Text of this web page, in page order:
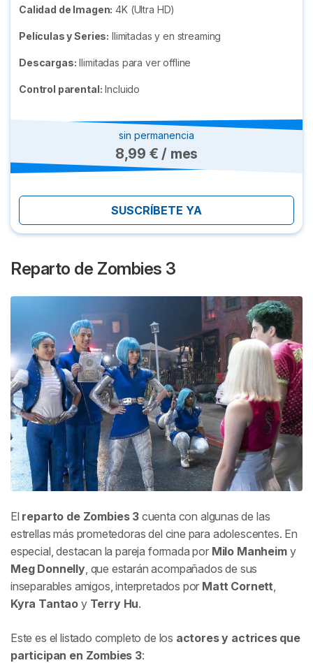
Calidad de Imagen: 4K (Ultra HD)
Películas y Series: Ilimitadas y en streaming
Descargas: Ilimitadas para ver offline
Control parental: Incluido
sin permanencia
8,99 € / mes
SUSCRÍBETE YA
Reparto de Zombies 3
El reparto de Zombies 3cuenta con algunas de las
estrellas más prometedoras del cine para adolescentes. En
especial, destacan la pareja formada por Milo Manheimy
Meg Donnelly , que estarán acompañados de sus
inseparables amigos, interpretados por Matt Cornett
Kyra Tantao y Terry Hu.
Este es el listado completo de los actores y actrices que
participan en Zombies 3: